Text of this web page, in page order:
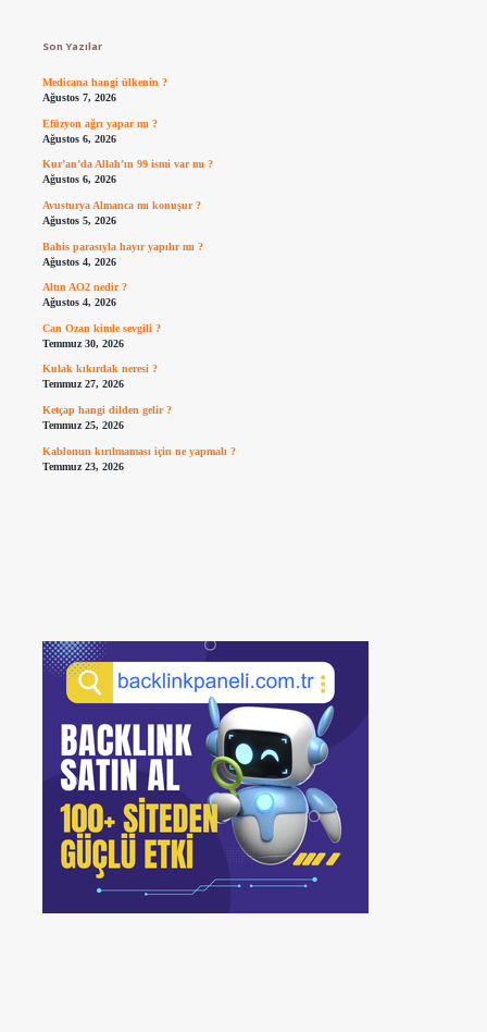
Son Yazılar
Medicana hangi ülkenin ?
Ağustos 7, 2026
Efüzyon ağrı yapar mı ?
Ağustos 6, 2026
Kur’an’da Allah’ın 99 ismi var mı ?
Ağustos 6, 2026
Avusturya Almanca mı konuşur ?
Ağustos 5, 2026
Bahis parasıyla hayır yapılır mı ?
Ağustos 4, 2026
Altın AO2 nedir ?
Ağustos 4, 2026
Can Ozan kimle sevgili ?
Temmuz 30, 2026
Kulak kıkırdak neresi ?
Temmuz 27, 2026
Ketçap hangi dilden gelir ?
Temmuz 25, 2026
Kablonun kırılmaması için ne yapmalı ?
Temmuz 23, 2026